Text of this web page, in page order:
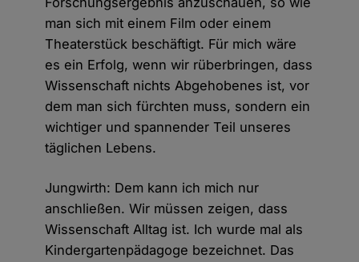
man sich mit einem Film oder einem
Theaterstück beschäftigt. Für mich wäre
es ein Erfolg, wenn wir rüberbringen, dass
Wissenschaft nichts Abgehobenes ist, vor
dem man sich fürchten muss, sondern ein
wichtiger und spannender Teil unseres
täglichen Lebens.
Jungwirth: Dem kann ich mich nur
anschließen. Wir müssen zeigen, dass
Wissenschaft Alltag ist. Ich wurde mal als
Kindergartenpädagoge bezeichnet. Das